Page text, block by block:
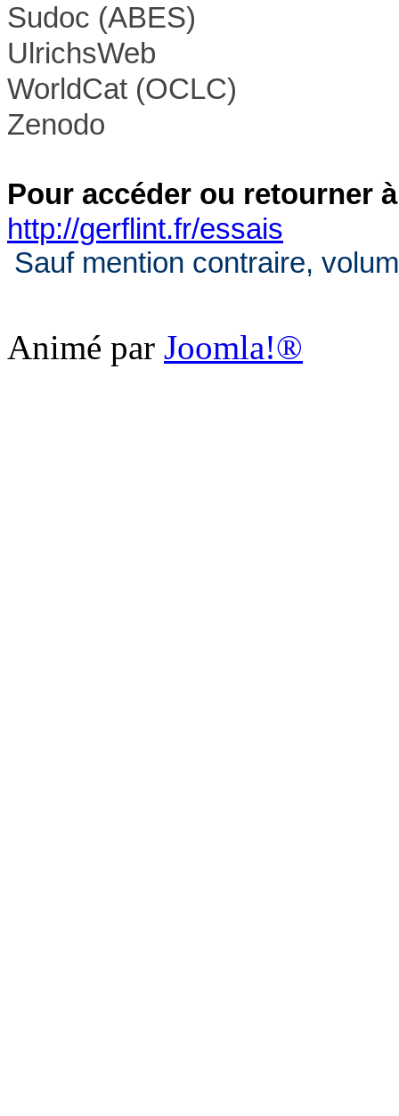
Sudoc (ABES)
UlrichsWeb
WorldCat (OCLC)
Zenodo
Pour accéder ou retourner
http://gerflint.fr/essais
Sauf mention contraire,
Animé par Joomla!®